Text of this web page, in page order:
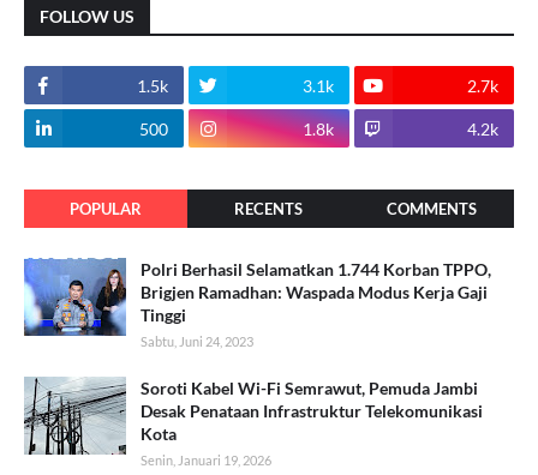
FOLLOW US
1.5k 3.1k 2.7k
500 1.8k 4.2k
POPULAR RECENTS COMMENTS
Polri Berhasil Selamatkan 1.744 Korban TPPO,
Brigjen Ramadhan: Waspada Modus Kerja Gaji
Tinggi
Sabtu, Juni 24, 2023
Soroti Kabel Wi-Fi Semrawut, Pemuda Jambi
Desak Penataan Infrastruktur Telekomunikasi
Kota
Senin, Januari 19, 2026